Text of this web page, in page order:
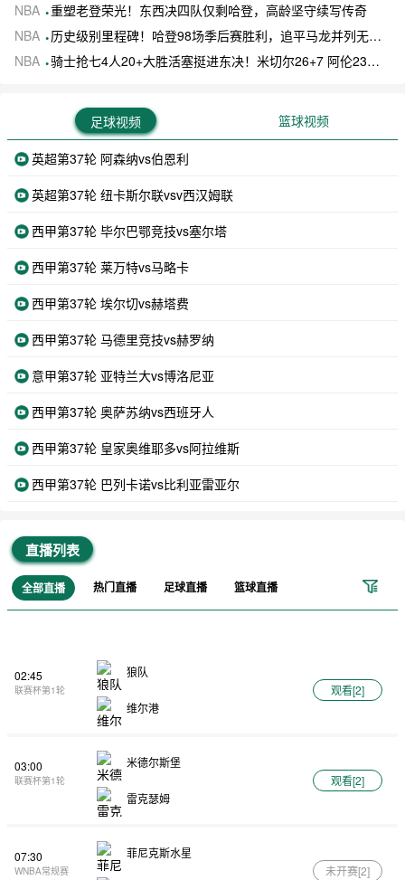
NBA 重塑老登荣光！东西决四队仅剩哈登，高龄坚守续写传奇
NBA
历史级别里程碑！哈登98场季后赛胜利，追平马龙并列无冠球员历史第一
NBA 骑士抢七4人20+大胜活塞挺进东决！米切尔26+7 阿伦23分 梅里尔23分 詹金斯17分
足球视频 篮球视频
英超第37轮 阿森纳vs伯恩利
英超第37轮 纽卡斯尔联vsv西汉姆联
西甲第37轮 毕尔巴鄂竞技vs塞尔塔
西甲第37轮 莱万特vs马略卡
西甲第37轮 埃尔切vs赫塔费
西甲第37轮 马德里竞技vs赫罗纳
意甲第37轮 亚特兰大vs博洛尼亚
西甲第37轮 奥萨苏纳vs西班牙人
西甲第37轮 皇家奥维耶多vs阿拉维斯
西甲第37轮 巴列卡诺vs比利亚雷亚尔
直播列表
全部直播 热门直播 足球直播 篮球直播
02:45
联赛杯第1轮
狼队
维尔港
观看[2]
03:00
联赛杯第1轮
米德尔斯堡
雷克瑟姆
观看[2]
07:30
WNBA常规赛
菲尼克斯水星
未开赛[2]